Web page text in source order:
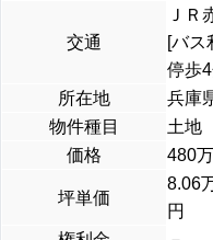
交通
ＪＲ
[バス
停歩
所在地
兵庫
物件種目
土地
価格
480
坪単価
8.06
円